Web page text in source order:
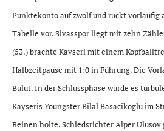
Punktekonto auf zwölf und rückt vorläufig
Tabelle vor. Sivasspor liegt mit zehn
(53.) brachte Kayseri mit einem
Halbzeitpause mit 1:0 in Führung. Die
Bulut. In der Schlussphase wurde es
Kayseris Youngster Bilal Basacikoglu im
Beinen holte. Schiedsrichter Alper Ulusoy